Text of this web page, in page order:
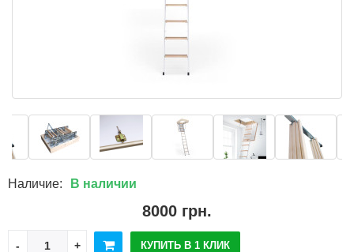
Наличие: В наличии
8000 грн.
КУПИТЬ В 1 КЛИК